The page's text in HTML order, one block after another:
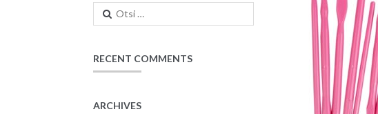
Otsi:
RECENT COMMENTS
ARCHIVES